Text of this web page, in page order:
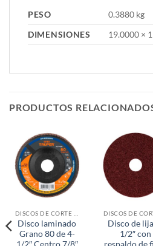
PESO
0.3880 kg
DIMENSIONES
19.0000 ×
PRODUCTOS
Disco laminado
Grano 80 de 4-
Disco de
1/2″ con